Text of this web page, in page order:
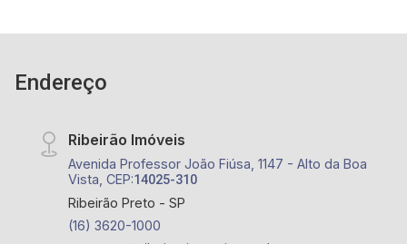
Endereço
Ribeirão Imóveis
Avenida Professor João Fiúsa, 1147 - Alto da Boa
Vista, CEP:14025-310
Ribeirão Preto - SP
(16) 3620-1000